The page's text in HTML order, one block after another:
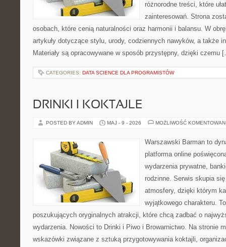
różnorodne treści, które
zainteresowań. Strona
osobach, które cenią naturalności oraz harmonii i balansu. W
artykuły dotyczące stylu, urody, codziennych nawyków, a także
Materiały są opracowywane w sposób przystępny, dzięki czemu
CATEGORIES: DATA SCIENCE DLA PROGRAMISTÓW
DRINKI I KOKTAJLE
POSTED BY ADMIN MAJ - 9 - 2026 MOŻLIWOŚĆ
Warszawski Barman to
platforma online
wydarzenia prywatne,
rodzinne. Serwis skupia
atmosfery, dzięki którym
wyjątkowego charakteru.
poszukujących oryginalnych atrakcji, które chcą zadbać o
wydarzenia. Nowości to Drinki i Piwo i Browarnictwo. Na stronie
wskazówki związane z sztuką przygotowywania koktajli,